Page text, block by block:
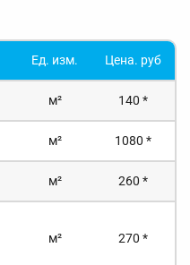
Ед. изм. Цена. руб
м² 140 *
м² 1080 *
м² 260 *
м² 270 *